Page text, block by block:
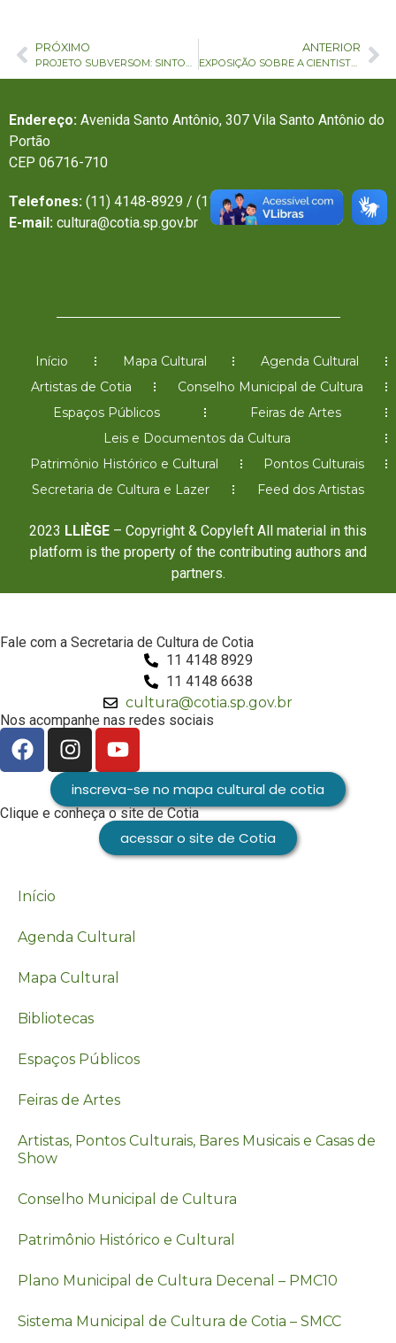
PRÓXIMO
PROJETO SUBVERSOM: SINTONIZE-SE COM AS MELODIAS DAS NOTAS MUSICAIS ATRAVÉS DA MUSICOTERAPIA
ANTERIOR
EXPOSIÇÃO SOBRE A CIENTISTA ‘MARIE CURIE’ CHEGA ESTA SEMANA EM CAUCAIA DO ALTO
Endereço: Avenida Santo Antônio, 307 Vila Santo Antônio do
Portão
CEP 06716-710
Telefones: (11) 4148-8929 / (11) 4148-6638
E-mail: cultura@cotia.sp.gov.br
Início Mapa Cultural
Agenda Cultural
Artistas de Cotia
Conselho Municipal de Cultura
Espaços Públicos
Feiras de Artes
Leis e Documentos da Cultura
Patrimônio Histórico e Cultural
Pontos Culturais
Secretaria de Cultura e Lazer
Feed dos Artistas
2023 LLIÈGE – Copyright & Copyleft All material in this
platform is the property of the contributing authors and
partners.
Fale com a Secretaria de Cultura de Cotia
11 4148 8929
11 4148 6638
cultura@cotia.sp.gov.br
Nos acompanhe nas redes sociais
inscreva-se no mapa cultural de cotia
Clique e conheça o site de Cotia
acessar o site de Cotia
Início
Agenda Cultural
Mapa Cultural
Bibliotecas
Espaços Públicos
Feiras de Artes
Artistas, Pontos Culturais, Bares Musicais e Casas de
Show
Conselho Municipal de Cultura
Patrimônio Histórico e Cultural
Plano Municipal de Cultura Decenal – PMC10
Sistema Municipal de Cultura de Cotia – SMCC